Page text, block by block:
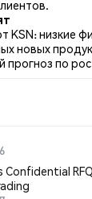
KSN: низкие
новых
прогноз по
Confidential